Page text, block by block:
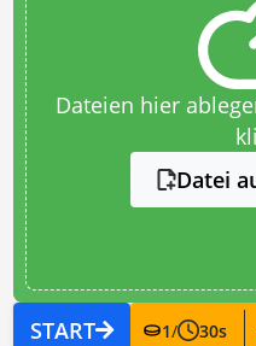
Dateien hier
Datei
START 1/ 30s